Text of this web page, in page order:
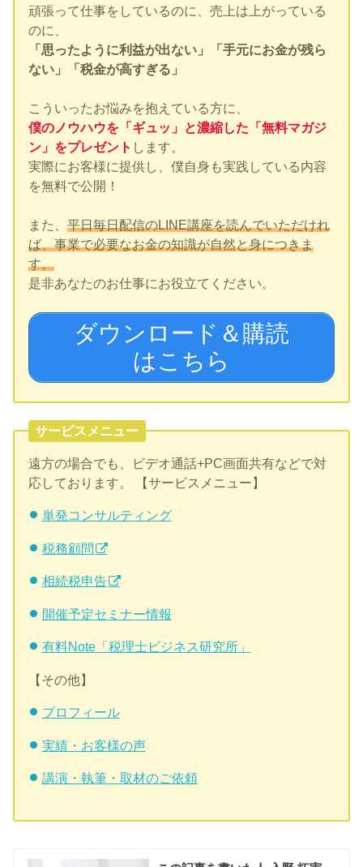
頑張って仕事をしているのに、売上は上がっている
のに、
「思ったように利益が出ない」「手元にお金が残ら
ない」「税金が高すぎる」
こういったお悩みを抱えている方に、
僕のノウハウを「ギュッ」と濃縮した「無料マガジ
ン」をプレゼント します。
実際にお客様に提供し、僕自身も実践している内容
を無料で公開！
また、平日毎日配信のLINE講座を読んでいただけれ
ば、事業で必要なお金の知識が自然と身につきま
す。
是非あなたのお仕事にお役立てください。
ダウンロード＆購読
はこちら
サービスメニュー
遠方の場合でも、ビデオ通話+PC画面共有などで対
応しております。 【サービスメニュー】
単発コンサルティング
税務顧問
相続税申告
開催予定セミナー情報
有料Note「税理士ビジネス研究所」
【その他】
プロフィール
実績・お客様の声
講演・執筆・取材のご依頼